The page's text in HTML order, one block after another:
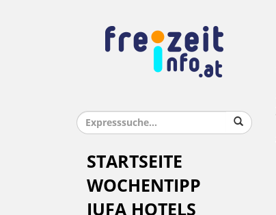
STARTSEITE
WOCHENTIPP
JUFA HOTELS